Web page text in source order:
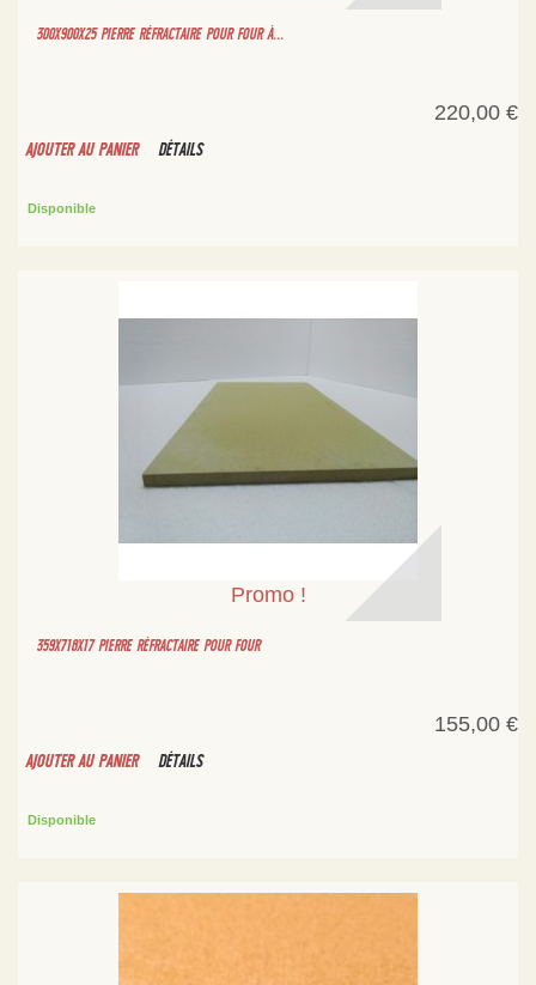
300X900X25 PIERRE RÉFRACTAIRE POUR FOUR À...
220,00 €
AJOUTER AU PANIER DÉTAILS
Disponible
Promo !
359X718X17 PIERRE RÉFRACTAIRE POUR FOUR
155,00 €
AJOUTER AU PANIER DÉTAILS
Disponible